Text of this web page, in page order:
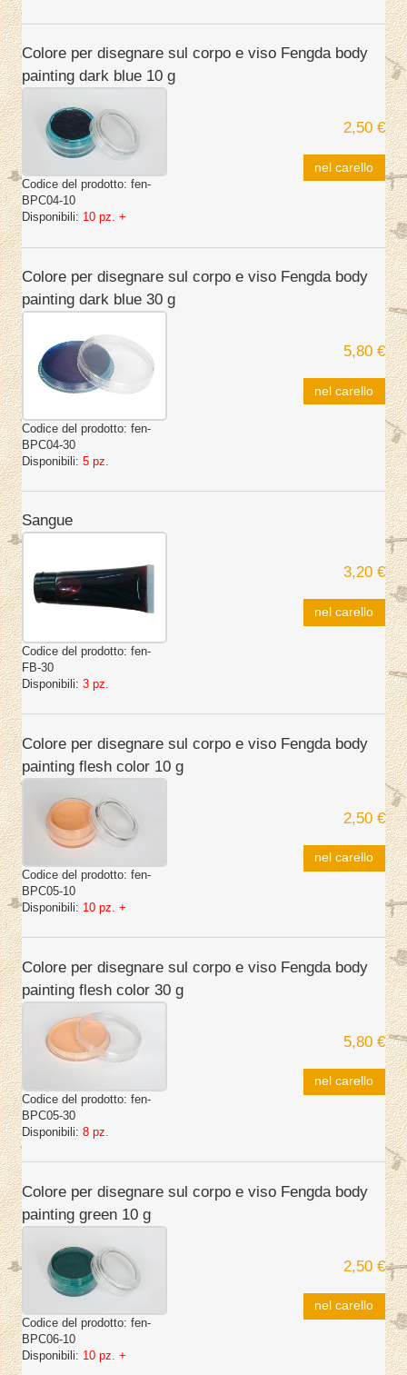
Colore per disegnare sul corpo e viso Fengda body
painting dark blue 10 g
Codice del prodotto: fen-
BPC04-10
Disponibili: 10 pz. +
2,50 €
nel carello
Colore per disegnare sul corpo e viso Fengda body
painting dark blue 30 g
Codice del prodotto: fen-
BPC04-30
Disponibili: 5 pz.
5,80 €
nel carello
Sangue
Codice del prodotto: fen-
FB-30
Disponibili: 3 pz.
3,20 €
nel carello
Colore per disegnare sul corpo e viso Fengda body
painting flesh color 10 g
Codice del prodotto: fen-
BPC05-10
Disponibili: 10 pz. +
2,50 €
nel carello
Colore per disegnare sul corpo e viso Fengda body
painting flesh color 30 g
Codice del prodotto: fen-
BPC05-30
Disponibili: 8 pz.
5,80 €
nel carello
Colore per disegnare sul corpo e viso Fengda body
painting green 10 g
Codice del prodotto: fen-
BPC06-10
Disponibili: 10 pz. +
2,50 €
nel carello